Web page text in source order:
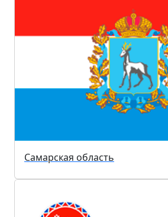
Самарская область